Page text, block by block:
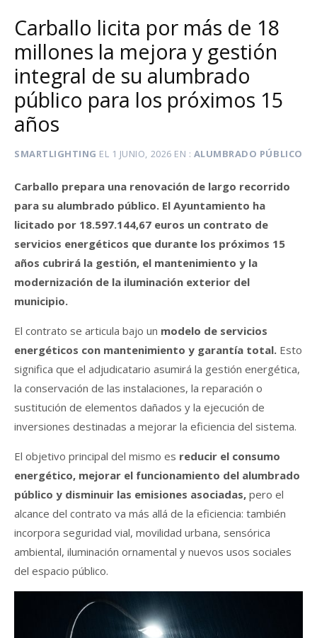
Carballo licita por más de 18
millones la mejora y gestión
integral de su alumbrado
público para los próximos 15
años
SMARTLIGHTING EL 1 JUNIO, 2026 EN ALUMBRADO PÚBLICO
Carballo prepara una renovación de largo recorrido
para su alumbrado público. El Ayuntamiento ha
licitado por 18.597.144,67 euros un contrato de
servicios energéticos que durante los próximos 15
años cubrirá la gestión, el mantenimiento y la
modernización de la iluminación exterior del
municipio.
El contrato se articula bajo un modelo de servicios
energéticos con mantenimiento y garantía total. Esto
significa que el adjudicatario asumirá la gestión energética,
la conservación de las instalaciones, la reparación o
sustitución de elementos dañados y la ejecución de
inversiones destinadas a mejorar la eficiencia del sistema.
El objetivo principal del mismo es reducir el consumo
energético, mejorar el funcionamiento del alumbrado
público y disminuir las emisiones asociadas, pero el
alcance del contrato va más allá de la eficiencia: también
incorpora seguridad vial, movilidad urbana, sensórica
ambiental, iluminación ornamental y nuevos usos sociales
del espacio público.